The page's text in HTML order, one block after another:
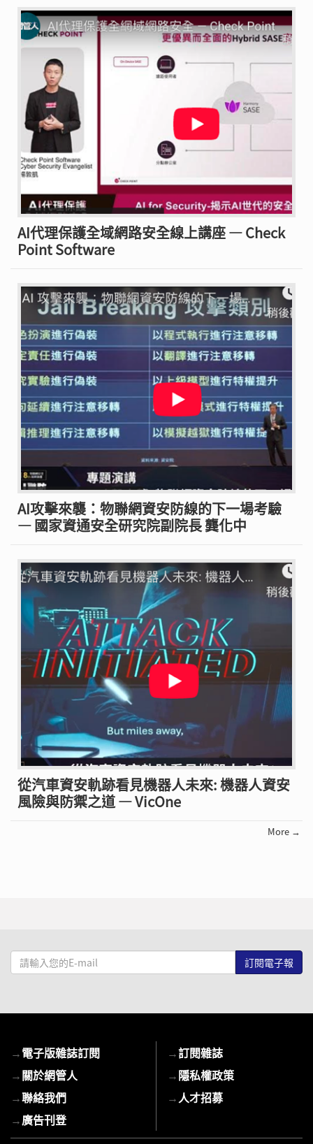
AI代理保護全域網路安全線上講座 — Check
Point Software
AI攻擊來襲：物聯網資安防線的下一場考驗
— 國家資通安全研究院副院長 龔化中
從汽車資安軌跡看見機器人未來: 機器人資安
風險與防禦之道 — VicOne
More →
請
輸
mail
→電子版雜誌訂閱
→關於網管人
→聯絡我們
→廣告刊登
→訂閱雜誌
→隱私權政策
→ 人才招募